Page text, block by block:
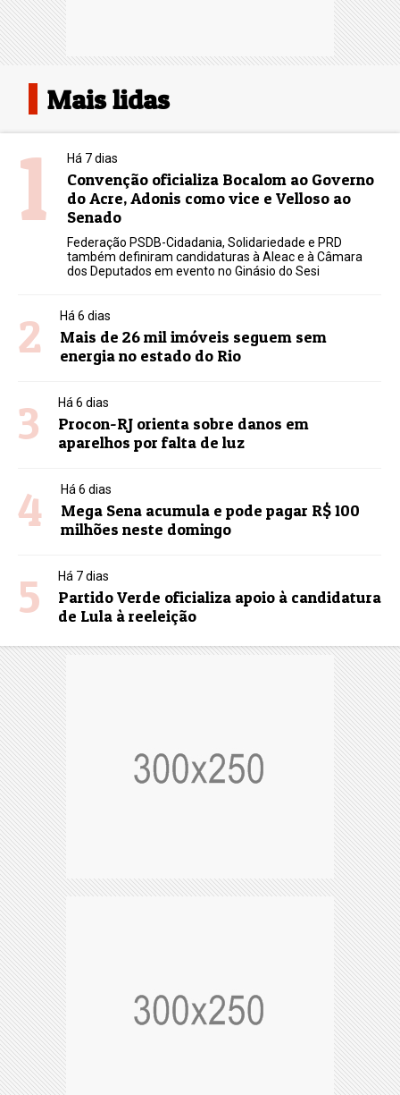
Mais lidas
1 Há 7 dias
Convenção oficializa Bocalom ao Governo
do Acre, Adonis como vice e Velloso ao
Senado
Federação PSDB-Cidadania, Solidariedade e PRD
também definiram candidaturas à Aleac e à Câmara
dos Deputados em evento no Ginásio do Sesi
2 Há 6 dias
Mais de 26 mil imóveis seguem sem
energia no estado do Rio
3 Há 6 dias
Procon-RJ orienta sobre danos em
aparelhos por falta de luz
4 Há 6 dias
Mega Sena acumula e pode pagar R$ 100
milhões neste domingo
5 Há 7 dias
Partido Verde oficializa apoio à candidatura
de Lula à reeleição